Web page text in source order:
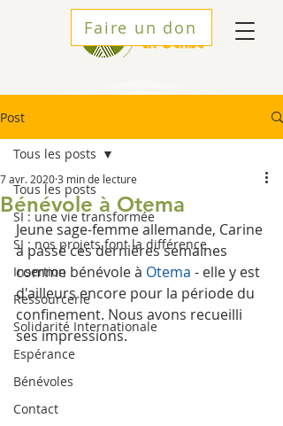
Faire un don
Post
Tous les posts
SI : une vie transformée
SI : nos projets font la différence
Insertion
Ressourcerie
Solidarité Internationale
Espérance
Bénévoles
Contact
Tous les posts
Bénévole à Otema
7 avr. 20203 min de lecture
Jeune sage-femme allemande, Carine
a passé ces dernières semaines
comme bénévole à Otema - elle y est
d'ailleurs encore pour la période du
confinement. Nous avons recueilli
ses impressions.